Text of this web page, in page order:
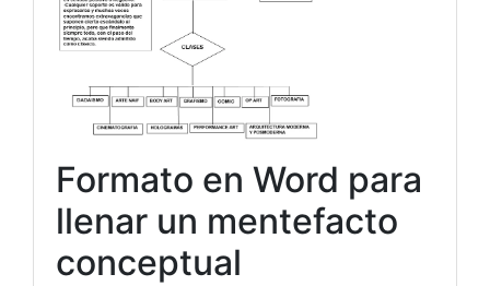
Formato en Word para
llenar un mentefacto
conceptual